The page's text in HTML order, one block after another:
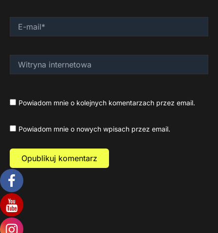
mail*
internetowa
Powiadom mnie o kolejnych komentarzach przez email.
Powiadom mnie o nowych wpisach przez email.